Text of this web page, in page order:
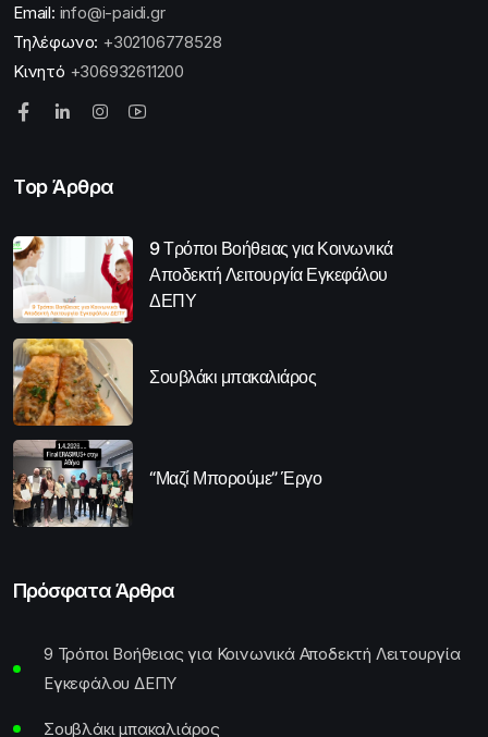
Email: info@i-paidi.gr
Τηλέφωνο: +302106778528
Κινητό +306932611200
Top Άρθρα
9 Τρόποι Βοήθειας για Κοινωνικά
Αποδεκτή Λειτουργία Εγκεφάλου
ΔΕΠΥ
Σουβλάκι μπακαλιάρος
“Μαζί Μπορούμε” Έργο
Πρόσφατα Άρθρα
9 Τρόποι Βοήθειας για Κοινωνικά Αποδεκτή Λειτουργία
Εγκεφάλου ΔΕΠΥ
Σουβλάκι μπακαλιάρος